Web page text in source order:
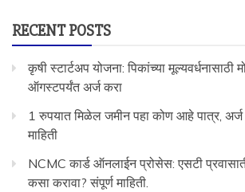
RECENT POSTS
कृषी स्टार्टअप योजना: पिकांच्या मूल्यवर्धनासाठी
ऑगस्टपर्यंत अर्ज करा
1 रुपयात मिळेल जमीन पहा कोण आहे पात्र,
माहिती
NCMC कार्ड ऑनलाईन प्रोसेस: एसटी
कसा करावा? संपूर्ण माहिती.